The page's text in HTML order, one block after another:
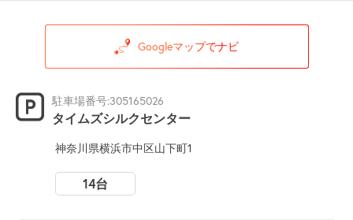
Googleマップでナビ
駐車場番号:305165026
タイムズシルクセンター
神奈川県横浜市中区山下町1
14台